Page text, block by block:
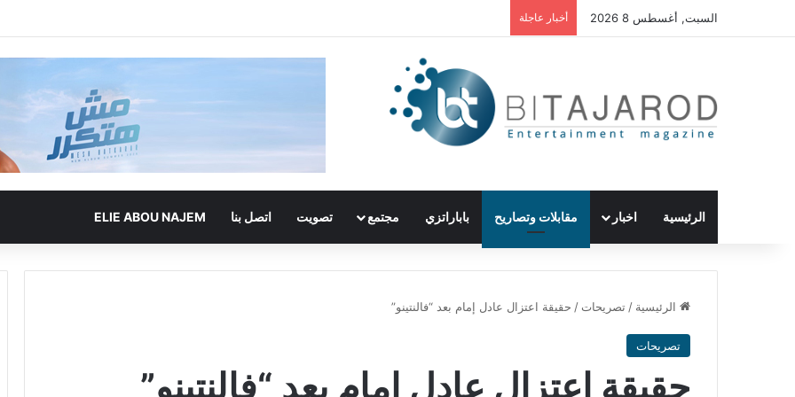
السبت, أغسطس 8 2026 أخبار عاجلة
الرئيسية اخبار مقابلات وتصاريح باباراتزي مجتمع تصويت اتصل بنا ELIE ABOU NAJEM
الرئيسية / تصريحات / حقيقة اعتزال عادل إمام بعد “فالنتينو”
تصريحات
حقيقة اعتزال عادل إمام بعد “فالنتينو”